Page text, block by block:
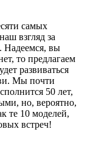
самых
взгляд за
Надеемся, вы
то предлагаем
развиваться
Мы почти
50 лет,
но, вероятно,
те 10 моделей,
встреч!